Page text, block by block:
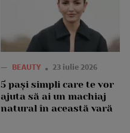
— BEAUTY 23 iulie 2026
5 pași simpli care te vor
ajuta să ai un machiaj
natural în această vară